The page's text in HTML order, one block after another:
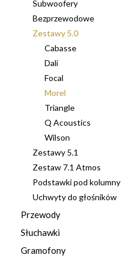
Subwoofery
Bezprzewodowe
Zestawy 5.0
Cabasse
Dali
Focal
Morel
Triangle
Q Acoustics
Wilson
Zestawy 5.1
Zestaw 7.1 Atmos
Podstawki pod kolumny
Uchwyty do głośników
Przewody
Słuchawki
Gramofony